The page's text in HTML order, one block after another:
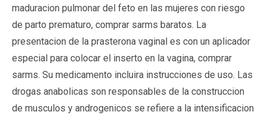
maduracion pulmonar del feto en las mujeres con riesgo
de parto prematuro, comprar sarms baratos. La
presentacion de la prasterona vaginal es con un aplicador
especial para colocar el inserto en la vagina, comprar
sarms. Su medicamento incluira instrucciones de uso. Las
drogas anabolicas son responsables de la construccion
de musculos y androgenicos se refiere a la intensificacion